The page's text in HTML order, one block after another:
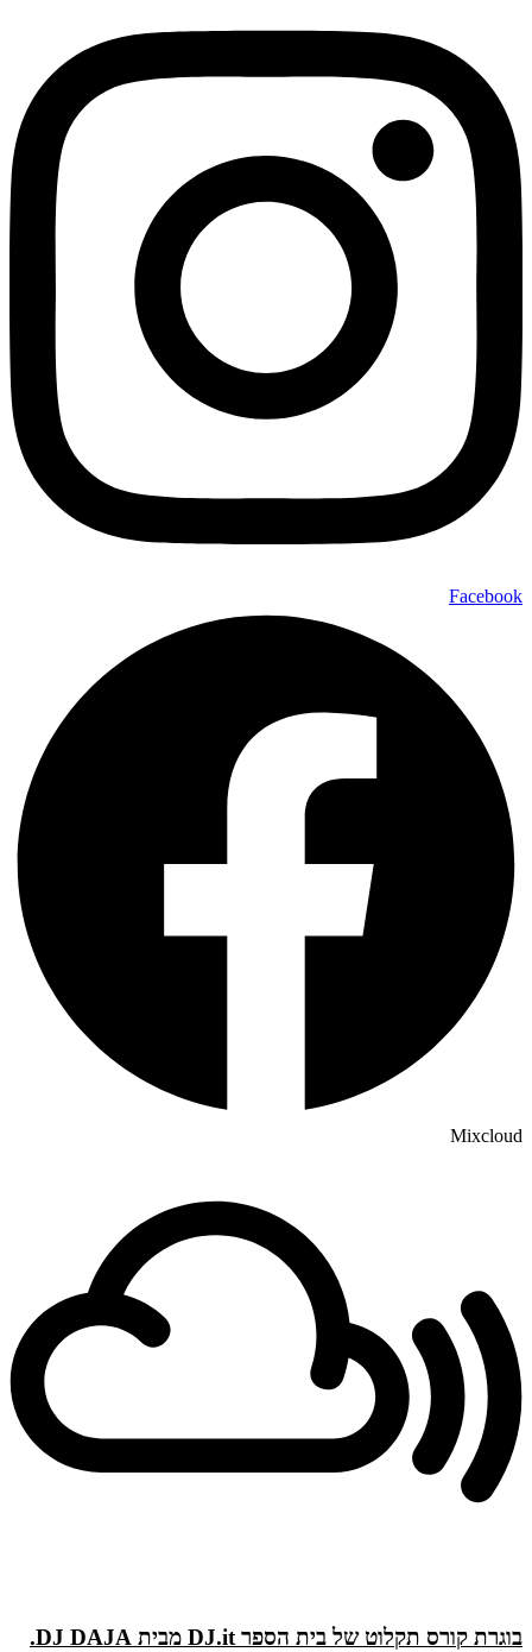
Facebook
Mixcloud
בוגרת קורס תקלוט של בית הספר DJ.it מבית DJ DAJA.